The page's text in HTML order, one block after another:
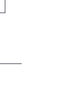
verkörpert
auf vollendete